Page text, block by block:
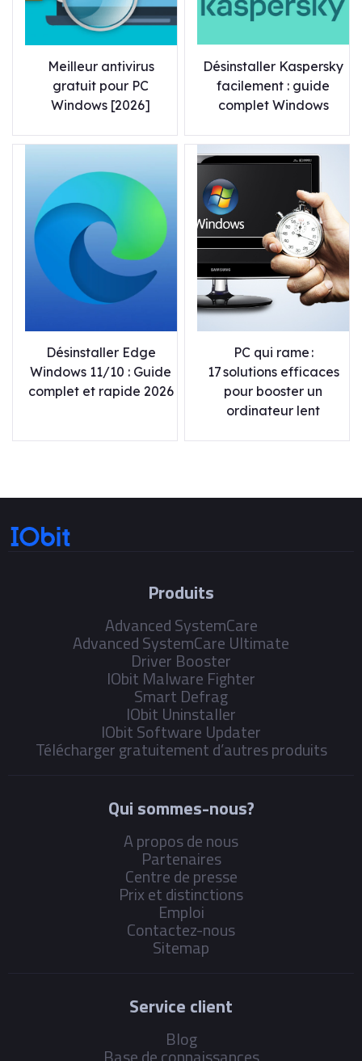
Meilleur antivirus
gratuit pour PC
Windows [2026]
Désinstaller Kaspersky
facilement : guide
complet Windows
Désinstaller Edge
Windows 11/10 : Guide
complet et rapide 2026
PC qui rame :
17 solutions efficaces
pour booster un
ordinateur lent
Produits
Advanced SystemCare
Advanced SystemCare Ultimate
Driver Booster
IObit Malware Fighter
Smart Defrag
IObit Uninstaller
IObit Software Updater
Télécharger gratuitement d’autres produits
Qui sommes-nous?
A propos de nous
Partenaires
Centre de presse
Prix et distinctions
Emploi
Contactez-nous
Sitemap
Service client
Blog